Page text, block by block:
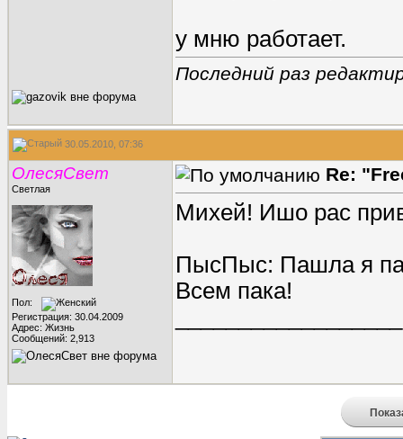
у мню работает.
Последний раз
30.05.2010, 07:36
ОлесяСвет
Светлая
Пол:
Регистрация: 30.04.2009
Адрес: Жизнь
Сообщений: 2,913
Re:
Михей! Ишо рас
ПысПыс: Пашла я
Всем пака!